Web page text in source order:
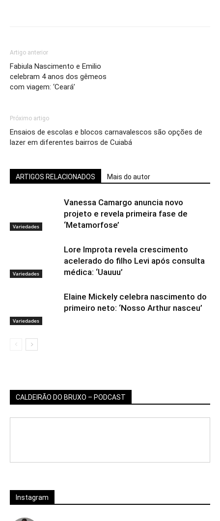
Artigo anterior
Fabiula Nascimento e Emilio
celebram 4 anos dos gêmeos
com viagem: ‘Ceará’
Próximo artigo
Ensaios de escolas e blocos carnavalescos são opções de
lazer em diferentes bairros de Cuiabá
ARTIGOS RELACIONADOS Mais do autor
Variedades
Vanessa Camargo anuncia novo
projeto e revela primeira fase de
‘Metamorfose’
Variedades
Lore Improta revela crescimento
acelerado do filho Levi após consulta
médica: ‘Uauuu’
Variedades
Elaine Mickely celebra nascimento do
primeiro neto: ‘Nosso Arthur nasceu’
CALDEIRÃO DO BRUXO – PODCAST
Instagram